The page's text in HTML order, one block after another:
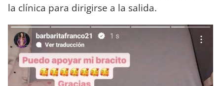
la clínica para dirigirse a la salida.